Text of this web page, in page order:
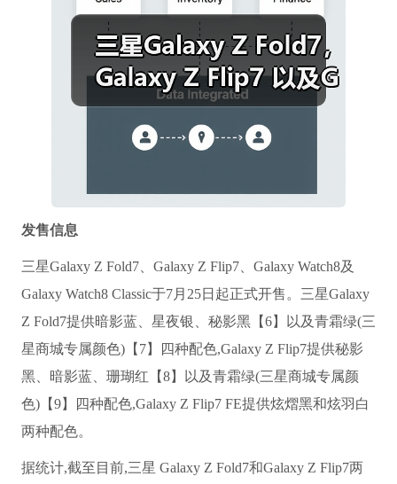
发售信息
三星Galaxy Z Fold7、Galaxy Z Flip7、Galaxy Watch8及
Galaxy Watch8 Classic于7月25日起正式开售。三星Galaxy
Z Fold7提供暗影蓝、星夜银、秘影黑【6】以及青霜绿(三
星商城专属颜色)【7】四种配色,Galaxy Z Flip7提供秘影
黑、暗影蓝、珊瑚红【8】以及青霜绿(三星商城专属颜
色)【9】四种配色,Galaxy Z Flip7 FE提供炫熠黑和炫羽白
两种配色。
据统计,截至目前,三星 Galaxy Z Fold7和Galaxy Z Flip7两